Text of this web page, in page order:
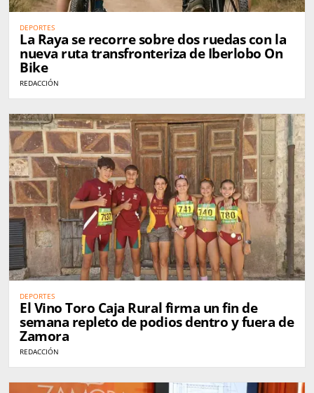
DEPORTES
La Raya se recorre sobre dos ruedas con la
nueva ruta transfronteriza de Iberlobo On
Bike
REDACCIÓN
DEPORTES
El Vino Toro Caja Rural firma un fin de
semana repleto de podios dentro y fuera de
Zamora
REDACCIÓN